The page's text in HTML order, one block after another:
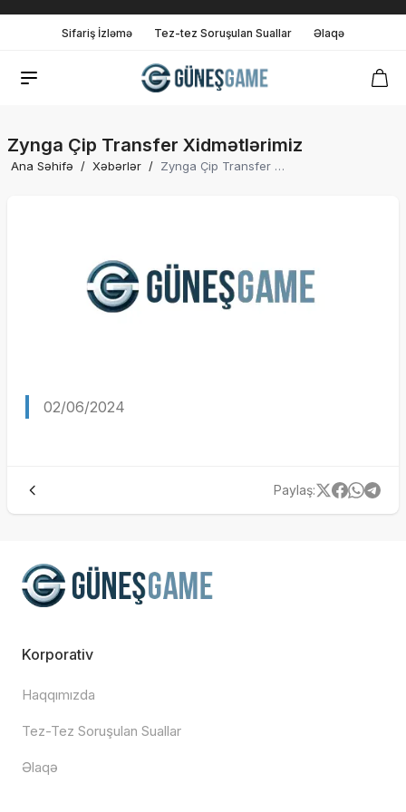
Sifariş İzləmə Tez-tez Soruşulan Suallar Əlaqə
Zynga Çip Transfer Xidmətlərimiz
Ana Səhifə / Xəbərlər / Zynga Çip Transfer Xidmətlərimiz
02/06/2024
Paylaş:
Korporativ
Haqqımızda
Tez-Tez Soruşulan Suallar
Əlaqə